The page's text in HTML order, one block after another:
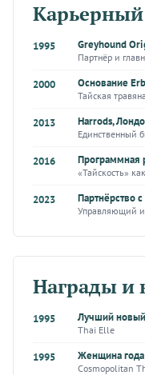
Карьерный
1995 Greyhound
Партнёр и
2000 Основание Erb
Тайская
2013 Harrods,
Единственный
2016 Программная
«Тайскость»
2023 Партнёрство
Управляющий и
Награды и
1995 Лучший новый
Thai Elle
1995 Женщина
Cosmopolitan